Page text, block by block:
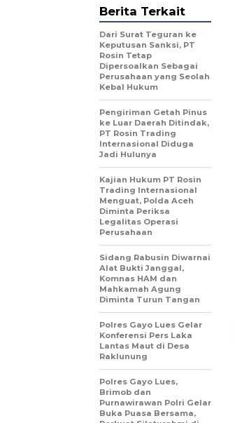
Berita Terkait
Dari Surat Teguran ke
Keputusan Sanksi, PT
Rosin Tetap
Dipersoalkan Sebagai
Perusahaan yang Seolah
Kebal Hukum
Pengiriman Getah Pinus
ke Luar Daerah Ditindak,
PT Rosin Trading
Internasional Diduga
Jadi Hulunya
Kajian Hukum PT Rosin
Trading Internasional
Menguat, Polda Aceh
Diminta Periksa
Legalitas Operasi
Perusahaan
Sidang Rabusin Diwarnai
Alat Bukti Janggal,
Komnas HAM dan
Mahkamah Agung
Diminta Turun Tangan
Polres Gayo Lues Gelar
Konferensi Pers Laka
Lantas Maut di Desa
Raklunung
Polres Gayo Lues,
Brimob dan
Purnawirawan Polri Gelar
Buka Puasa Bersama,